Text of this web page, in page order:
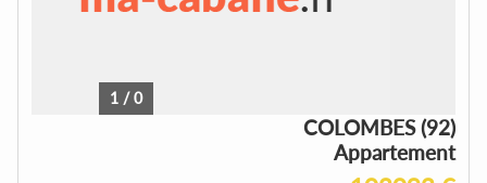
1 /0
COLOMBES (92)
Appartement